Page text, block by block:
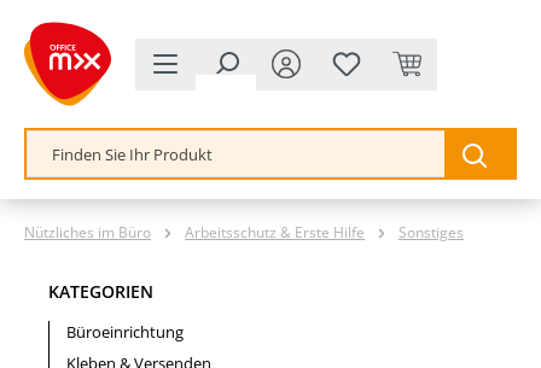
springen
Nützliches im Büro Arbeitsschutz & Erste Hilfe Sonstiges
KATEGORIEN
Büroeinrichtung
Kleben & Versenden